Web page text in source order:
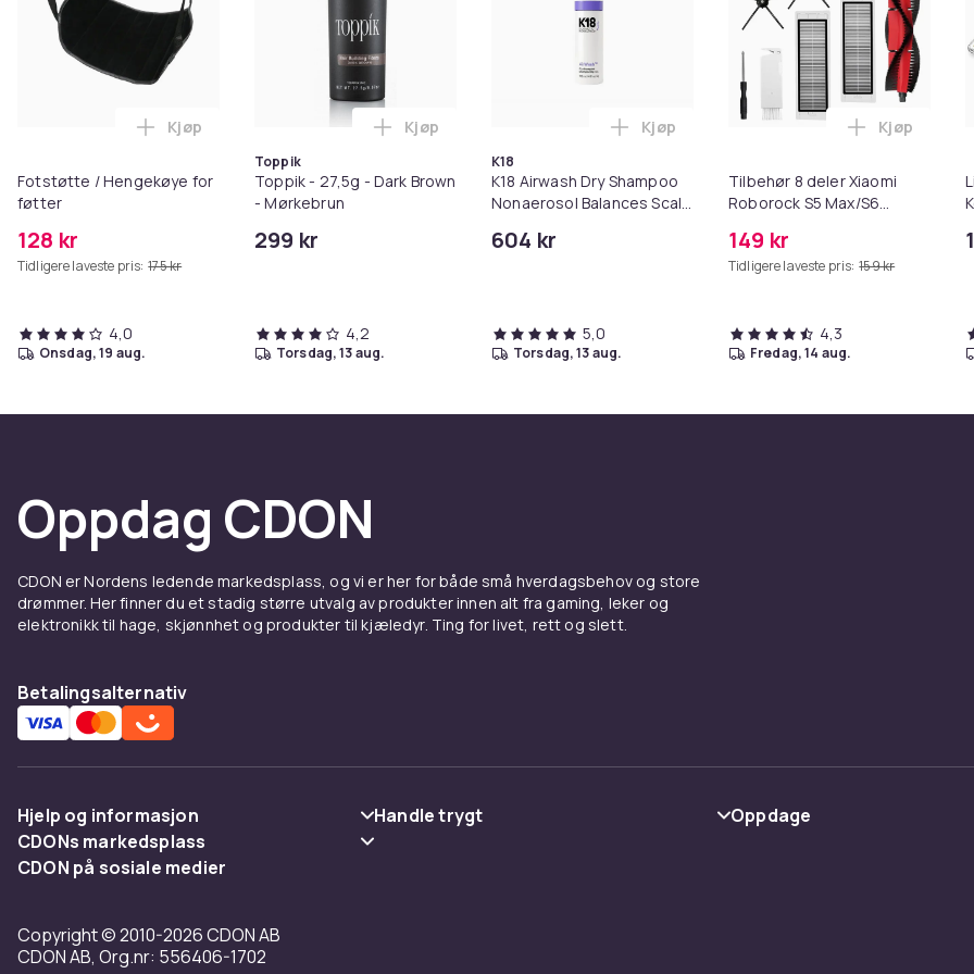
Fotstøtte / Hengekøye for
føtter
128 kr
Tidligere laveste pris: 175 kr
Legg Fotstøtte / Hengekøye for føtter i handlekurven
Kjøp
4,0
onsdag, 19 aug.
Toppik
Toppik - 27,5g - Dark Brown
- Mørkebrun
299 kr
Legg Toppik - 27,5g - Dark Brown - Mørkebrun i handlekurven
Kjøp
4,2
torsdag, 13 aug.
K18
K18 Airwash Dry Shampoo
Nonaerosol Balances Scalp
604 kr
Legg K18 Airwash Dry Shampoo
Kjøp
5,0
torsdag, 13 aug.
Tilbehør 8 deler Xiaomi
Roborock S5 Max/S6
MAXV/S50/S51/S55/S5/S60/S65/
149 kr
Tidligere laveste pris: 159 kr
Legg
Kjøp
4,3
fredag, 14 aug.
Oppdag CDON
CDON er Nordens ledende markedsplass, og vi er her for både små hverdagsbehov og store
drømmer. Her finner du et stadig større utvalg av produkter innen alt fra gaming, leker og
elektronikk til hage, skjønnhet og produkter til kjæledyr. Ting for livet, rett og slett.
Betalingsalternativ
Hjelp og informasjon
Vanlige spørsmål
Angre & returner her
Handle trygt
Oppdage
CDONs markedsplass
Merchant Help Center
CDON på sosiale medier
Copyright © 2010-2026 CDON AB
CDON AB, Org.nr: 556406-1702